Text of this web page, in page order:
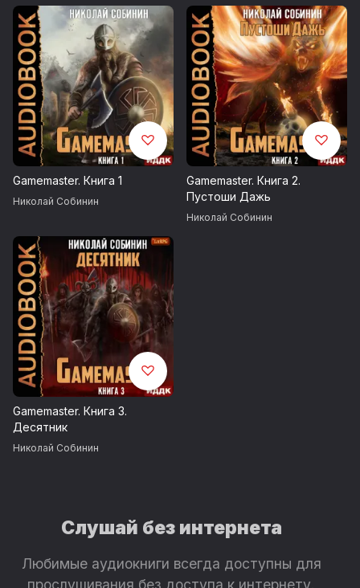
Gamemaster. Книга 1
Николай Собинин
Gamemaster. Книга 2.
Пустоши Дажь
Николай Собинин
Gamemaster. Книга 3.
Десятник
Николай Собинин
Слушай без интернета
Любимые аудиокниги всегда доступны для